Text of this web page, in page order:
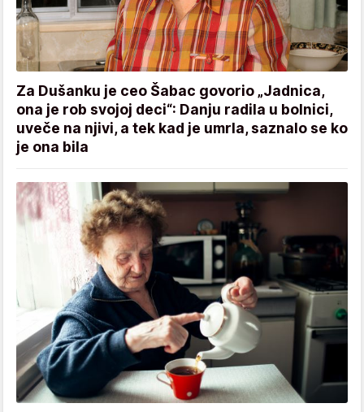
Za Dušanku je ceo Šabac govorio „Jadnica,
ona je rob svojoj deci“: Danju radila u bolnici,
uveče na njivi, a tek kad je umrla, saznalo se ko
je ona bila